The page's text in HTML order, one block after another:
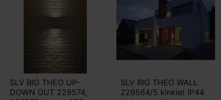
SLV BIG THEO UP-
DOWN OUT 229574,
SLV BIG THEO WALL
229564/5 kinkiet IP44